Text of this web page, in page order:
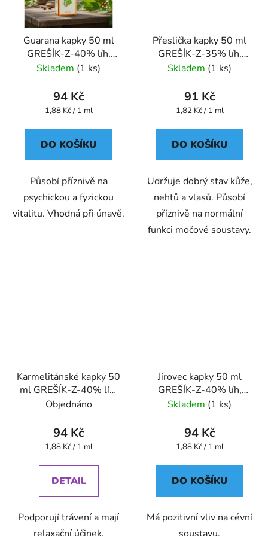
Guarana kapky 50 ml
GREŠÍK-Z-40% líh,
Bylinné kapky
Skladem (1 ks)
94 Kč
Měrná
1,88 Kč / 1 ml
DO KOŠÍKU
Působí příznivě na
psychickou a fyzickou
vitalitu. Vhodná při únavě.
Přeslička kapky 50 ml
GREŠÍK-Z-35% líh,
Bylinné kapky
Skladem (1 ks)
91 Kč
Měrná
1,82 Kč / 1 ml
DO KOŠÍKU
Udržuje dobrý stav kůže,
nehtů a vlasů. Působí
příznivě na normální
funkci močové soustavy.
Karmelitánské kapky 50
ml GREŠÍK-Z-40% líh,
Bylinné kapky
Objednáno
94 Kč
Měrná
1,88 Kč / 1 ml
DETAIL
Podporují trávení a mají
Jírovec kapky 50 ml
GREŠÍK-Z-40% líh,
Bylinné kapky
Skladem (1 ks)
94 Kč
Měrná
1,88 Kč / 1 ml
DO KOŠÍKU
Má pozitivní vliv na cévní